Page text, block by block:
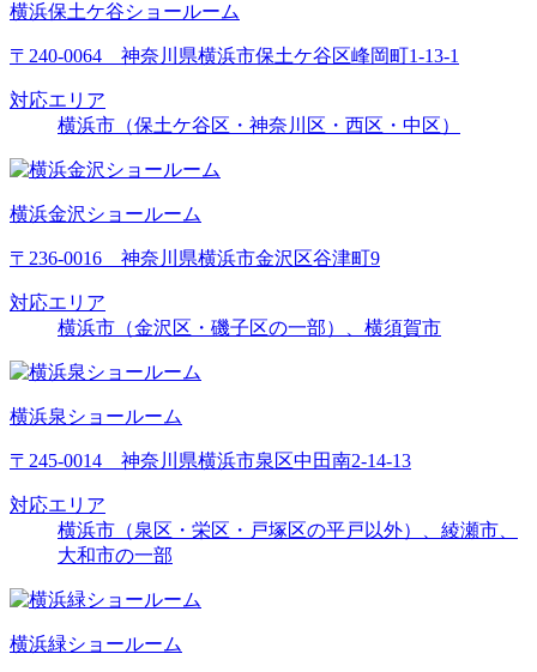
横浜保土ケ谷ショールーム
〒240-0064 神奈川県横浜市保土ケ谷区峰岡町1-13-1
対応エリア
横浜市（保土ケ谷区・神奈川区・西区・中区）
横浜金沢ショールーム
〒236-0016 神奈川県横浜市金沢区谷津町9
対応エリア
横浜市（金沢区・磯子区の一部）、横須賀市
横浜泉ショールーム
〒245-0014 神奈川県横浜市泉区中田南2-14-13
対応エリア
横浜市（泉区・栄区・戸塚区の平戸以外）、綾瀬市、
大和市の一部
横浜緑ショールーム